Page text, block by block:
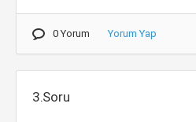
0 Yorum Yorum Yap
3.Soru